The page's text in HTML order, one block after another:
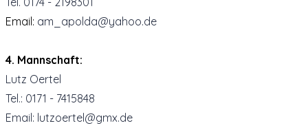
Email: am_apolda@yahoo.de
4. Mannschaft:
Lutz Oertel
Tel.: 0171 - 7415848
Email: lutzoertel@gmx.de